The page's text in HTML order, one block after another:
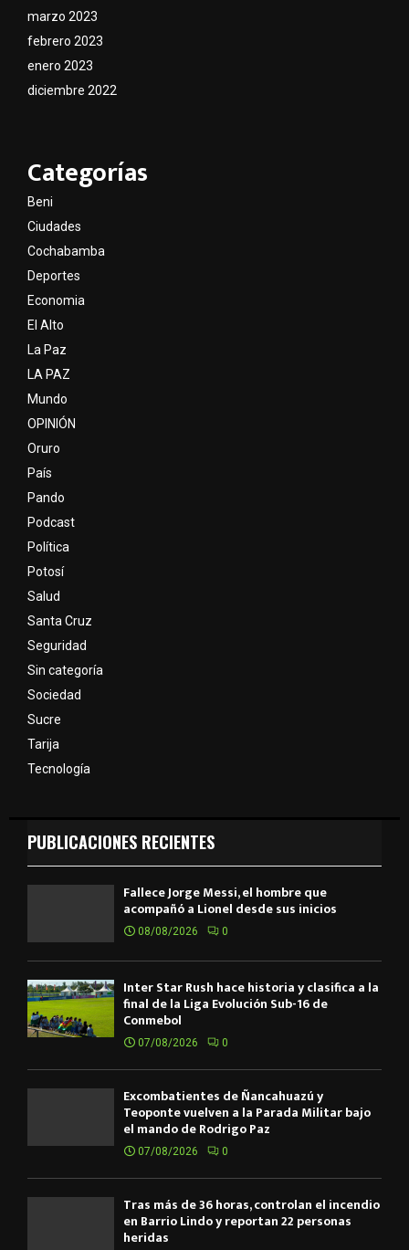
marzo 2023
febrero 2023
enero 2023
diciembre 2022
Categorías
Beni
Ciudades
Cochabamba
Deportes
Economia
El Alto
La Paz
LA PAZ
Mundo
OPINIÓN
Oruro
País
Pando
Podcast
Política
Potosí
Salud
Santa Cruz
Seguridad
Sin categoría
Sociedad
Sucre
Tarija
Tecnología
PUBLICACIONES RECIENTES
Fallece Jorge Messi, el hombre que
acompañó a Lionel desde sus inicios
08/08/2026 0
Inter Star Rush hace historia y clasifica a la
final de la Liga Evolución Sub-16 de
Conmebol
07/08/2026 0
Excombatientes de Ñancahuazú y
Teoponte vuelven a la Parada Militar bajo
el mando de Rodrigo Paz
07/08/2026 0
Tras más de 36 horas, controlan el incendio
en Barrio Lindo y reportan 22 personas
heridas